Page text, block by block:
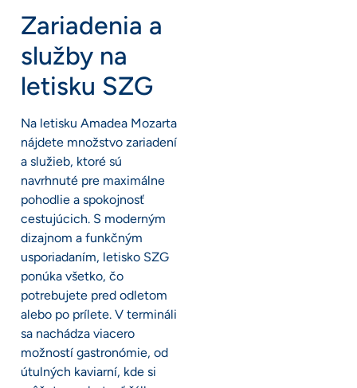
Zariadenia a
služby na
letisku SZG
Na letisku Amadea Mozarta
nájdete množstvo zariadení
a služieb, ktoré sú
navrhnuté pre maximálne
pohodlie a spokojnosť
cestujúcich. S moderným
dizajnom a funkčným
usporiadaním, letisko SZG
ponúka všetko, čo
potrebujete pred odletom
alebo po prílete. V termináli
sa nachádza viacero
možností gastronómie, od
útulných kaviarní, kde si